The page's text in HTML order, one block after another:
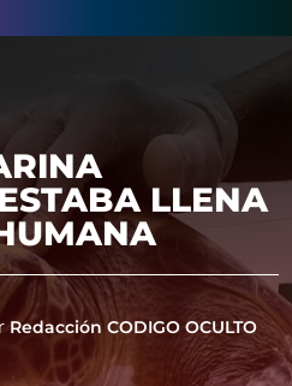
LLENA
Redacción CODIGO OCULTO